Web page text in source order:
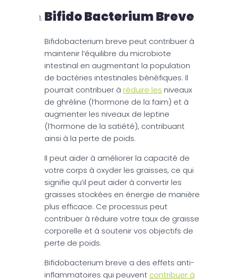
Bifido Bacterium Breve
Bifidobacterium breve peut contribuer à
maintenir l’équilibre du microbiote
intestinal en augmentant la population
de bactéries intestinales bénéfiques. Il
pourrait contribuer à réduire les niveaux
de ghréline (l’hormone de la faim) et à
augmenter les niveaux de leptine
(l’hormone de la satiété), contribuant
ainsi à la perte de poids.
Il peut aider à améliorer la capacité de
votre corps à oxyder les graisses, ce qui
signifie qu’il peut aider à convertir les
graisses stockées en énergie de manière
plus efficace. Ce processus peut
contribuer à réduire votre taux de graisse
corporelle et à soutenir vos objectifs de
perte de poids.
Bifidobacterium breve a des effets anti-
inflammatoires qui peuvent contribuer à